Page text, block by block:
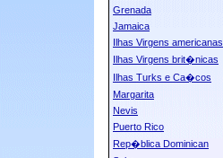
Grenada
Jamaica
Ilhas Virgens americanas
Ilhas Virgens brit�nicas
Ilhas Turks e Ca�cos
Margarita
Nevis
Puerto Rico
Rep�blica Dominican